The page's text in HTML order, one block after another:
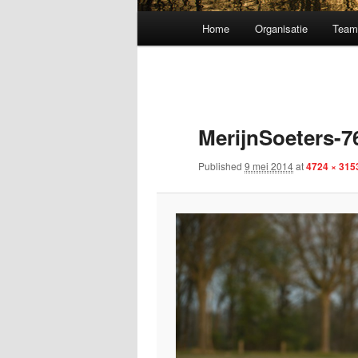
Skip to primary content
Home Organisatie Team
MerijnSoeters-
Published 9 mei 2014at4724 ×